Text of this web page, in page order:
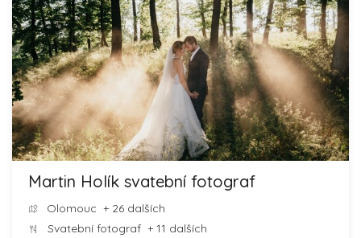
Martin Holík svatební fotograf
Olomouc + 26 dalších
Svatební fotograf + 11 dalších